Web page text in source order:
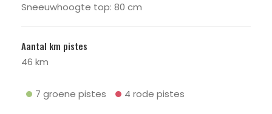
Sneeuwhoogte top: 80 cm
Aantal km pistes
46 km
7 groene pistes 4 rode pistes